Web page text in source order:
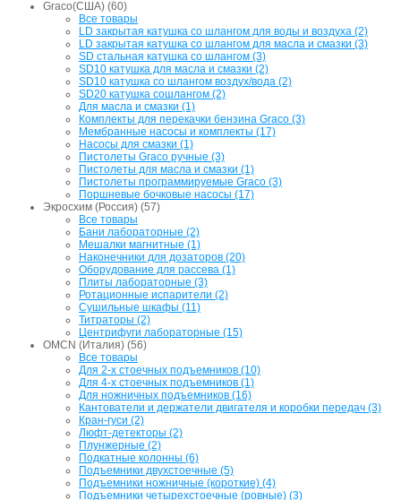
Graco(США) (60)
Все товары
LD закрытая катушка со шлангом для воды и воздуха (2)
LD закрытая катушка со шлангом для масла и смазки (3)
SD стальная катушка со шлангом (3)
SD10 катушка для масла и смазки (2)
SD10 катушка со шлангом воздух/вода (2)
SD20 катушка сошлангом (2)
Для масла и смазки (1)
Комплекты для перекачки бензина Graco (3)
Мембранные насосы и комплекты (17)
Насосы для смазки (1)
Пистолеты Graco ручные (3)
Пистолеты для масла и смазки (1)
Пистолеты программируемые Graco (3)
Поршневые бочковые насосы (17)
Экросхим (Россия) (57)
Все товары
Бани лабораторные (2)
Мешалки магнитные (1)
Наконечники для дозаторов (20)
Оборудование для рассева (1)
Плиты лабораторные (3)
Ротационные испарители (2)
Сушильные шкафы (11)
Титраторы (2)
Центрифуги лабораторные (15)
OMCN (Италия) (56)
Все товары
Для 2-х стоечных подъемников (10)
Для 4-х стоечных подъемников (1)
Для ножничных подъемников (16)
Кантователи и держатели двигателя и коробки передач (3)
Кран-гуси (2)
Люфт-детекторы (2)
Плунжерные (2)
Подкатные колонны (6)
Подъемники двухстоечные (5)
Подъемники ножничные (короткие) (4)
Подъемники четырехстоечные (ровные) (3)